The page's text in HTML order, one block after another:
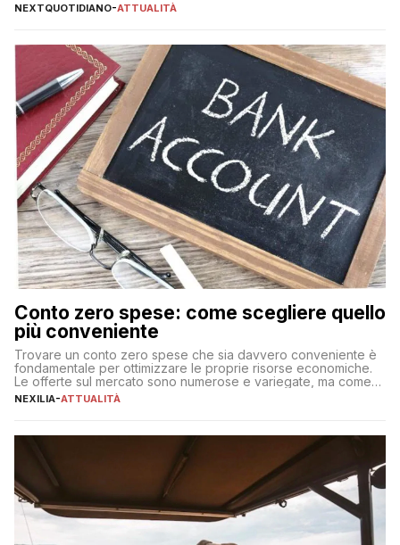
NEXTQUOTIDIANO-ATTUALITÀ
Conto zero spese: come scegliere quello
più conveniente
Trovare un conto zero spese che sia davvero conveniente è
fondamentale per ottimizzare le proprie risorse economiche.
Le offerte sul mercato sono numerose e variegate, ma come
individuare quella più adatta alle proprie esigenze senza
sul […]
NEXILIA-ATTUALITÀ